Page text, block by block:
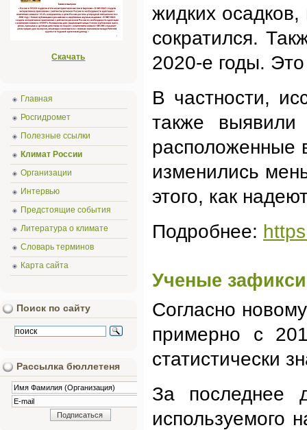
жидких
сократился.
2020-е годы.
В частности,
также
расположенные
изменились
этого, как
Подробнее:
Ученые
Согласно
примерно с
статистически
За последнее
используемого
Скачать
Главная
Росгидромет
Полезные ссылки
Климат России
Организации
Интервью
Предстоящие события
Литература о климате
Словарь терминов
Карта сайта
Поиск по сайту
Рассылка бюллетеня